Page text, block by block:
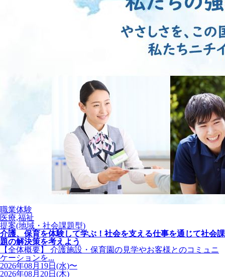
職業体験
医療,福祉
提案(地域・社会課題型)
介護、保育を体験して学ぶ！社会を支える仕事を通じて社会課
題の解決策を考えよう
【全体概要】 介護施設・保育園の見学やお客様とのコミュニ
ケーションを...
2026年08月19日(水)〜
2026年08月20日(木)